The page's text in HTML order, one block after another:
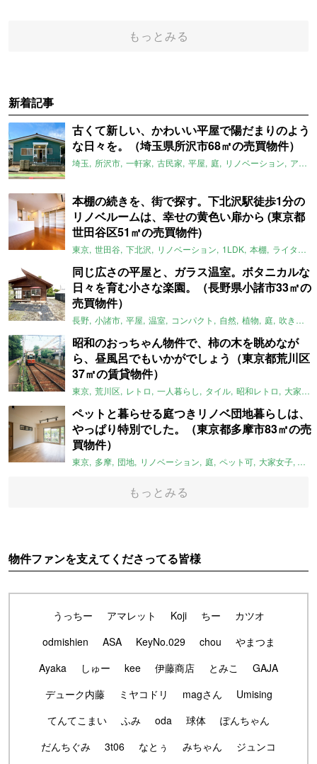
もっとみる
新着記事
古くて新しい、かわいい平屋で陽だまりのよう
な日々を。（埼玉県所沢市68㎡の売買物件）
埼玉 所沢市 一軒家 古民家 平屋 庭 リノベーション アメリカンハウス
本棚の続きを、街で探す。下北沢駅徒歩1分の
リノベルームは、幸せの黄色い扉から (東京都
世田谷区51㎡の売買物件)
東京 世田谷 下北沢 リノベーション 1LDK 本棚 ライター：ほしりょうこ
同じ広さの平屋と、ガラス温室。ボタニカルな
日々を育む小さな楽園。（長野県小諸市33㎡の
売買物件）
長野 小諸市 平屋 温室 コンパクト 自然 植物 庭 吹き抜け
昭和のおっちゃん物件で、柿の木を眺めなが
ら、昼風呂でもいかがでしょう（東京都荒川区
37㎡の賃貸物件）
東京 荒川区 レトロ 一人暮らし タイル 昭和レトロ 大家女子
ペットと暮らせる庭つきリノベ団地暮らしは、
やっぱり特別でした。（東京都多摩市83㎡の売
買物件）
東京 多摩 団地 リノベーション 庭 ペット可 大家女子 団
もっとみる
物件ファンを支えてくださってる皆様
うっちー アマレット Koji ちー
カツオ
odmishien
ASA KeyNo.029 chou
やまつま
Ayaka
しゅー kee 伊藤商店 とみこ
GAJA
デューク内藤
ミヤコドリ magさん
Umising
てんてこまい
ふみ oda 球体
ぽんちゃん
だんちぐみ
3t06 なとぅ みちゃん
ジュンコ